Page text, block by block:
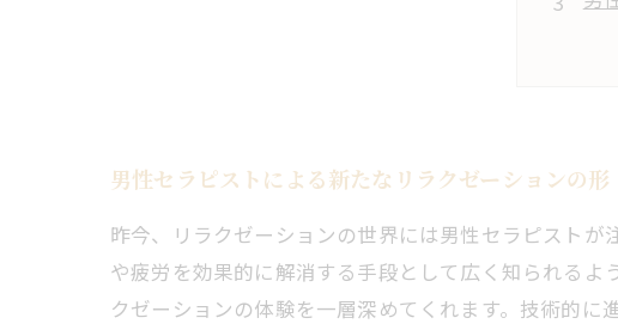
男性セラピストによる新たなリラクゼーションの形
昨今、リラクゼーションの世界には男性セラピスト
や疲労を効果的に解消する手段として広く知られる
クゼーションの体験を一層深めてくれます。技術的